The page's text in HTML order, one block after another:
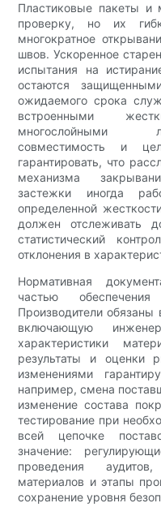
Пластиковые пакеты и
проверку, но их
многократное
швов. Ускоренное
испытания на
остаются
ожидаемого срока
встроенными
многослойными
совместимость и
гарантировать, что
механизма
застежки иногда
определенной
должен отслеживать
статистический
отклонения в
Нормативная
частью обеспечения
Производители
включающую
характеристики
результаты и оценки
изменениями
например, смена
изменение состава
тестирование при
всей цепочке
значение:
проведения
материалов и этапы
сохранение уровня